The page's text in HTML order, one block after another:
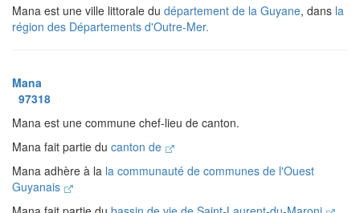
Mana est une ville littorale du département de la Guyane, dans la
région des Départements d'Outre-Mer.
Mana
97318
Mana est une commune chef-lieu de canton.
Mana fait partie du canton de
Mana adhère à la la communauté de communes de l'Ouest
Guyanais